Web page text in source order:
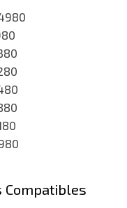
Compatibles